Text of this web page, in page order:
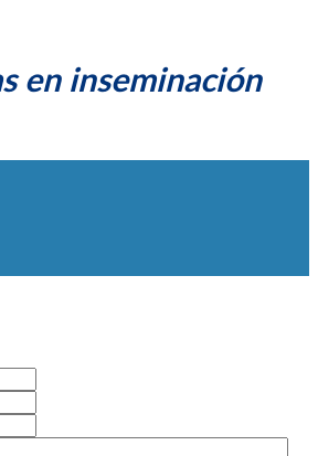
en inseminación